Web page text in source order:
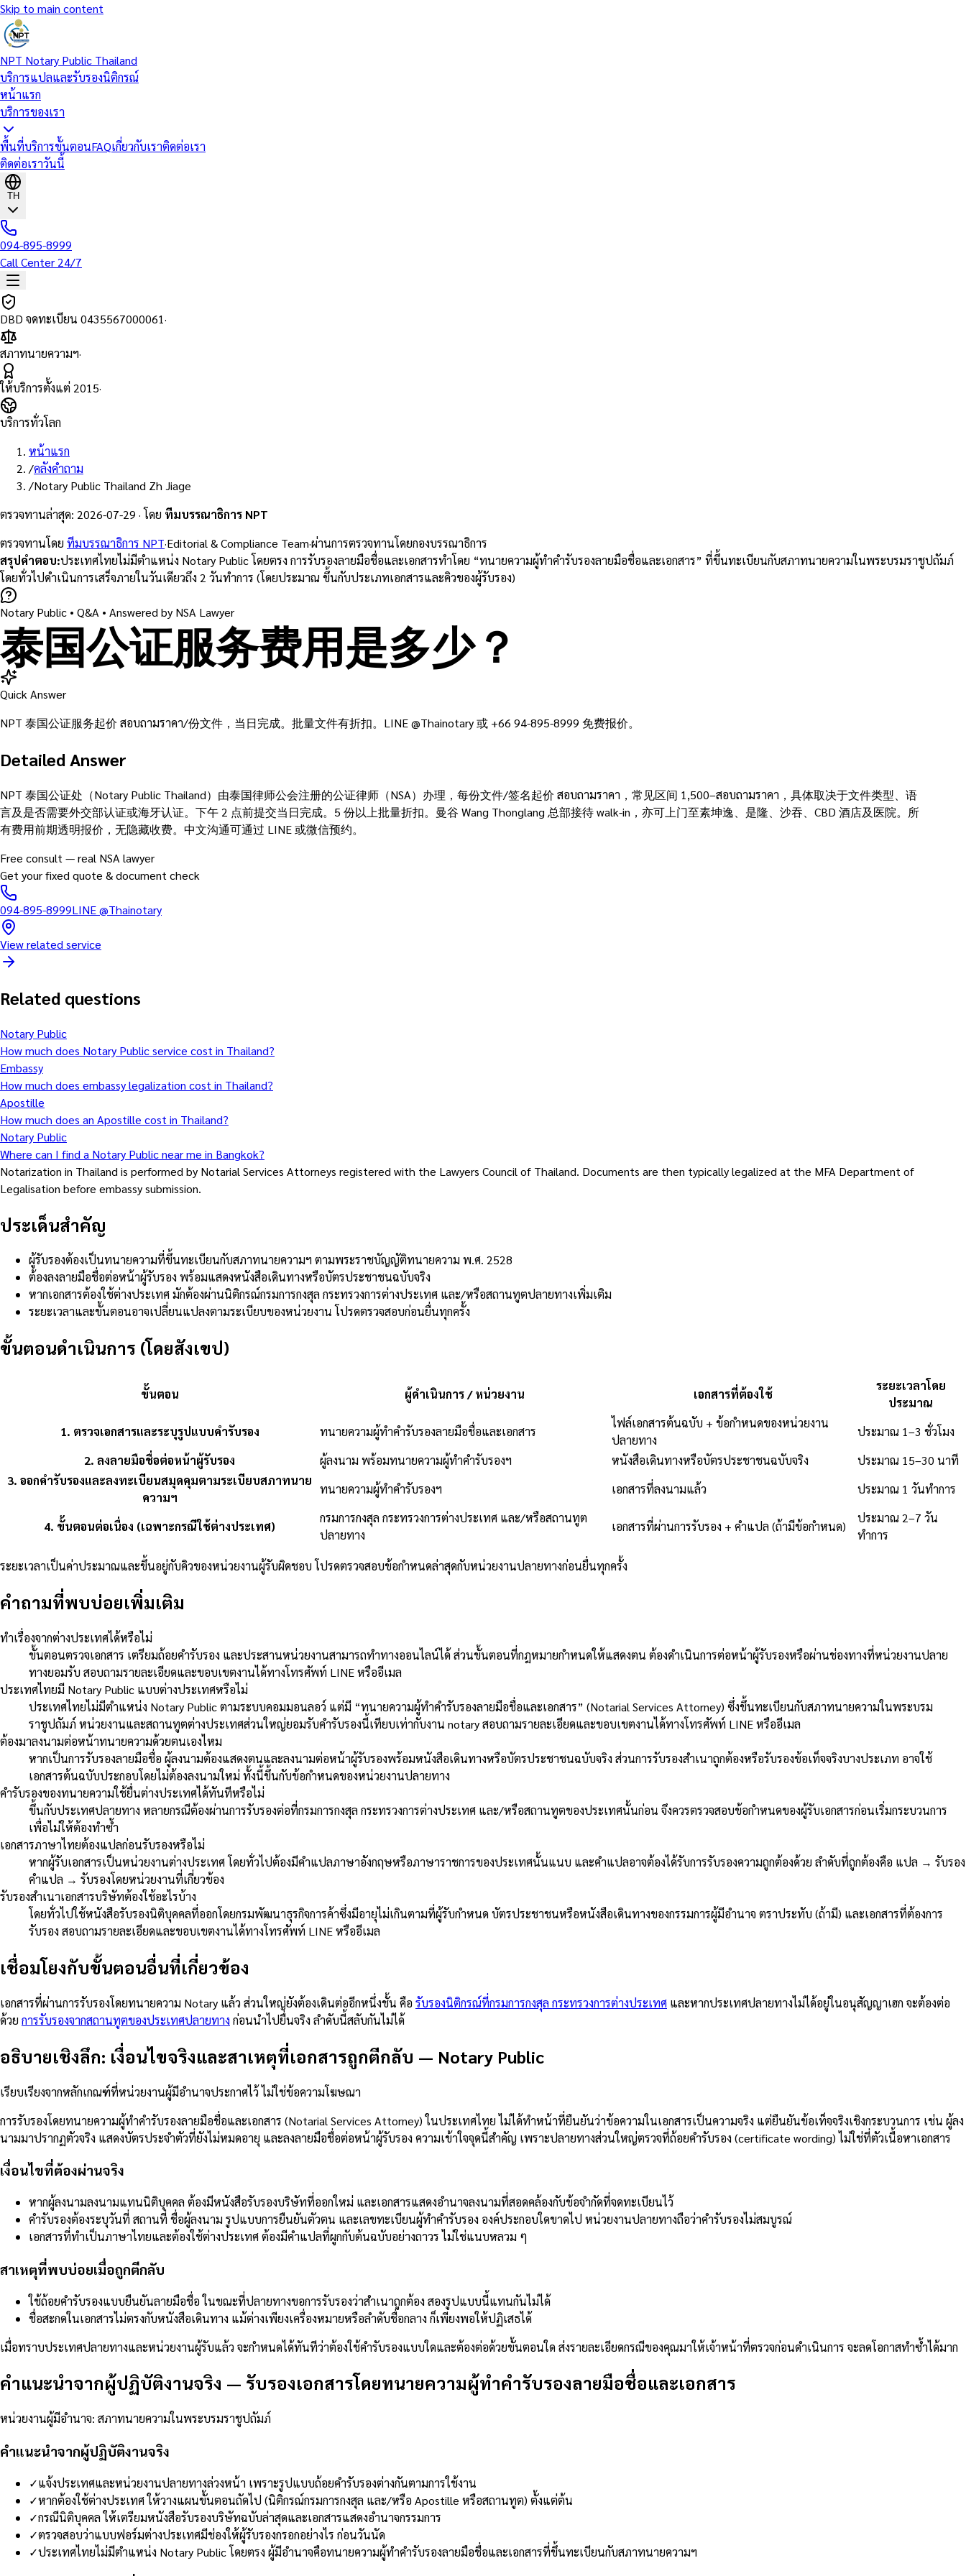
Skip to main content
NPT Notary Public Thailand
บริการแปลและรับรองนิติกรณ์
หน้าแรก
บริการของเรา
พื้นที่บริการขั้นตอนFAQเกี่ยวกับเราติดต่อเรา
ติดต่อเราวันนี้
TH
094-895-8999
Call Center 24/7
DBD จดทะเบียน 0435567000061·
สภาทนายความฯ·
ให้บริการตั้งแต่ 2015·
บริการทั่วโลก
หน้าแรก
/คลังคำถาม
/Notary Public Thailand Zh Jiage
ตรวจทานล่าสุด: 2026-07-29 · โดย ทีมบรรณาธิการ NPT
ตรวจทานโดย ทีมบรรณาธิการ NPT·Editorial & Compliance Team·ผ่านการตรวจทานโดยกองบรรณาธิการ
สรุปคำตอบ:ประเทศไทยไม่มีตำแหน่ง Notary Public โดยตรง การรับรองลายมือชื่อและเอกสารทำโดย “ทนายความผู้ทำคำรับรองลายมือชื่อและเอกสาร” ที่ขึ้นทะเบียนกับสภาทนายความในพระบรมราชูปถัมภ์
โดยทั่วไปดำเนินการเสร็จภายในวันเดียวถึง 2 วันทำการ (โดยประมาณ ขึ้นกับประเภทเอกสารและคิวของผู้รับรอง)
Notary Public • Q&A • Answered by NSA Lawyer
泰国公证服务费用是多少？
Quick Answer
NPT 泰国公证服务起价 สอบถามราคา/份文件，当日完成。批量文件有折扣。LINE @Thainotary 或 +66 94-895-8999 免费报价。
Detailed Answer
NPT 泰国公证处（Notary Public Thailand）由泰国律师公会注册的公证律师（NSA）办理，每份文件/签名起价 สอบถามราคา，常见区间 1,500–สอบถามราคา，具体取决于文件类型、语
言及是否需要外交部认证或海牙认证。下午 2 点前提交当日完成。5 份以上批量折扣。曼谷 Wang Thonglang 总部接待 walk-in，亦可上门至素坤逸、是隆、沙吞、CBD 酒店及医院。所
有费用前期透明报价，无隐藏收费。中文沟通可通过 LINE 或微信预约。
Free consult — real NSA lawyer
Get your fixed quote & document check
094-895-8999LINE@Thainotary
View related service
Related questions
Notary Public
How much does Notary Public service cost in Thailand?
Embassy
How much does embassy legalization cost in Thailand?
Apostille
How much does an Apostille cost in Thailand?
Notary Public
Where can I find a Notary Public near me in Bangkok?
Notarization in Thailand is performed by Notarial Services Attorneys registered with the Lawyers Council of Thailand. Documents are then typically legalized at the MFA Department of
Legalisation before embassy submission.
ประเด็นสำคัญ
ผู้รับรองต้องเป็นทนายความที่ขึ้นทะเบียนกับสภาทนายความฯ ตามพระราชบัญญัติทนายความ พ.ศ. 2528
ต้องลงลายมือชื่อต่อหน้าผู้รับรอง พร้อมแสดงหนังสือเดินทางหรือบัตรประชาชนฉบับจริง
หากเอกสารต้องใช้ต่างประเทศ มักต้องผ่านนิติกรณ์กรมการกงสุล กระทรวงการต่างประเทศ และ/หรือสถานทูตปลายทางเพิ่มเติม
ระยะเวลาและขั้นตอนอาจเปลี่ยนแปลงตามระเบียบของหน่วยงาน โปรดตรวจสอบก่อนยื่นทุกครั้ง
ขั้นตอนดำเนินการ (โดยสังเขป)
ขั้นตอน ผู้ดำเนินการ / หน่วยงาน เอกสารที่ต้องใช้
ระยะเวลาโดย
ประมาณ
1. ตรวจเอกสารและระบุรูปแบบคำรับรอง ทนายความผู้ทำคำรับรองลายมือชื่อและเอกสาร
ไฟล์เอกสารต้นฉบับ + ข้อกำหนดของหน่วยงาน
ปลายทาง
ประมาณ 1–3 ชั่วโมง
2. ลงลายมือชื่อต่อหน้าผู้รับรอง ผู้ลงนาม พร้อมทนายความผู้ทำคำรับรองฯ หนังสือเดินทางหรือบัตรประชาชนฉบับจริง
ประมาณ 15–30 นาที
3. ออกคำรับรองและลงทะเบียนสมุดคุมตามระเบียบสภาทนาย
ความฯ
ทนายความผู้ทำคำรับรองฯ เอกสารที่ลงนามแล้ว ประมาณ 1 วันทำการ
4. ขั้นตอนต่อเนื่อง (เฉพาะกรณีใช้ต่างประเทศ)
กรมการกงสุล กระทรวงการต่างประเทศ และ/หรือสถานทูต
ปลายทาง
เอกสารที่ผ่านการรับรอง + คำแปล (ถ้ามีข้อกำหนด)
ประมาณ 2–7 วัน
ทำการ
ระยะเวลาเป็นค่าประมาณและขึ้นอยู่กับคิวของหน่วยงานผู้รับผิดชอบ โปรดตรวจสอบข้อกำหนดล่าสุดกับหน่วยงานปลายทางก่อนยื่นทุกครั้ง
คำถามที่พบบ่อยเพิ่มเติม
ทำเรื่องจากต่างประเทศได้หรือไม่
ขั้นตอนตรวจเอกสาร เตรียมถ้อยคำรับรอง และประสานหน่วยงานสามารถทำทางออนไลน์ได้ ส่วนขั้นตอนที่กฎหมายกำหนดให้แสดงตน ต้องดำเนินการต่อหน้าผู้รับรองหรือผ่านช่องทางที่หน่วยงานปลาย
ทางยอมรับ สอบถามรายละเอียดและขอบเขตงานได้ทางโทรศัพท์ LINE หรืออีเมล
ประเทศไทยมี Notary Public แบบต่างประเทศหรือไม่
ประเทศไทยไม่มีตำแหน่ง Notary Public ตามระบบคอมมอนลอว์ แต่มี “ทนายความผู้ทำคำรับรองลายมือชื่อและเอกสาร” (Notarial Services Attorney) ซึ่งขึ้นทะเบียนกับสภาทนายความในพระบรม
ราชูปถัมภ์ หน่วยงานและสถานทูตต่างประเทศส่วนใหญ่ยอมรับคำรับรองนี้เทียบเท่ากับงาน notary สอบถามรายละเอียดและขอบเขตงานได้ทางโทรศัพท์ LINE หรืออีเมล
ต้องมาลงนามต่อหน้าทนายความด้วยตนเองไหม
หากเป็นการรับรองลายมือชื่อ ผู้ลงนามต้องแสดงตนและลงนามต่อหน้าผู้รับรองพร้อมหนังสือเดินทางหรือบัตรประชาชนฉบับจริง ส่วนการรับรองสำเนาถูกต้องหรือรับรองข้อเท็จจริงบางประเภท อาจใช้
เอกสารต้นฉบับประกอบโดยไม่ต้องลงนามใหม่ ทั้งนี้ขึ้นกับข้อกำหนดของหน่วยงานปลายทาง
คำรับรองของทนายความใช้ยื่นต่างประเทศได้ทันทีหรือไม่
ขึ้นกับประเทศปลายทาง หลายกรณีต้องผ่านการรับรองต่อที่กรมการกงสุล กระทรวงการต่างประเทศ และ/หรือสถานทูตของประเทศนั้นก่อน จึงควรตรวจสอบข้อกำหนดของผู้รับเอกสารก่อนเริ่มกระบวนการ
เพื่อไม่ให้ต้องทำซ้ำ
เอกสารภาษาไทยต้องแปลก่อนรับรองหรือไม่
หากผู้รับเอกสารเป็นหน่วยงานต่างประเทศ โดยทั่วไปต้องมีคำแปลภาษาอังกฤษหรือภาษาราชการของประเทศนั้นแนบ และคำแปลอาจต้องได้รับการรับรองความถูกต้องด้วย ลำดับที่ถูกต้องคือ แปล → รับรอง
คำแปล → รับรองโดยหน่วยงานที่เกี่ยวข้อง
รับรองสำเนาเอกสารบริษัทต้องใช้อะไรบ้าง
โดยทั่วไปใช้หนังสือรับรองนิติบุคคลที่ออกโดยกรมพัฒนาธุรกิจการค้าซึ่งมีอายุไม่เกินตามที่ผู้รับกำหนด บัตรประชาชนหรือหนังสือเดินทางของกรรมการผู้มีอำนาจ ตราประทับ (ถ้ามี) และเอกสารที่ต้องการ
รับรอง สอบถามรายละเอียดและขอบเขตงานได้ทางโทรศัพท์ LINE หรืออีเมล
เชื่อมโยงกับขั้นตอนอื่นที่เกี่ยวข้อง
เอกสารที่ผ่านการรับรองโดยทนายความ Notary แล้ว ส่วนใหญ่ยังต้องเดินต่ออีกหนึ่งชั้น คือ รับรองนิติกรณ์ที่กรมการกงสุล กระทรวงการต่างประเทศ และหากประเทศปลายทางไม่ได้อยู่ในอนุสัญญาเฮก จะต้องต่อ
ด้วย การรับรองจากสถานทูตของประเทศปลายทาง ก่อนนำไปยื่นจริง ลำดับนี้สลับกันไม่ได้
อธิบายเชิงลึก: เงื่อนไขจริงและสาเหตุที่เอกสารถูกตีกลับ — Notary Public
เรียบเรียงจากหลักเกณฑ์ที่หน่วยงานผู้มีอำนาจประกาศไว้ ไม่ใช่ข้อความโฆษณา
การรับรองโดยทนายความผู้ทำคำรับรองลายมือชื่อและเอกสาร (Notarial Services Attorney) ในประเทศไทย ไม่ได้ทำหน้าที่ยืนยันว่าข้อความในเอกสารเป็นความจริง แต่ยืนยันข้อเท็จจริงเชิงกระบวนการ เช่น ผู้ลง
นามมาปรากฏตัวจริง แสดงบัตรประจำตัวที่ยังไม่หมดอายุ และลงลายมือชื่อต่อหน้าผู้รับรอง ความเข้าใจจุดนี้สำคัญ เพราะปลายทางส่วนใหญ่ตรวจที่ถ้อยคำรับรอง (certificate wording) ไม่ใช่ที่ตัวเนื้อหาเอกสาร
เงื่อนไขที่ต้องผ่านจริง
หากผู้ลงนามลงนามแทนนิติบุคคล ต้องมีหนังสือรับรองบริษัทที่ออกใหม่ และเอกสารแสดงอำนาจลงนามที่สอดคล้องกับข้อจำกัดที่จดทะเบียนไว้
คำรับรองต้องระบุวันที่ สถานที่ ชื่อผู้ลงนาม รูปแบบการยืนยันตัวตน และเลขทะเบียนผู้ทำคำรับรอง องค์ประกอบใดขาดไป หน่วยงานปลายทางถือว่าคำรับรองไม่สมบูรณ์
เอกสารที่ทำเป็นภาษาไทยและต้องใช้ต่างประเทศ ต้องมีคำแปลที่ผูกกับต้นฉบับอย่างถาวร ไม่ใช่แนบหลวม ๆ
สาเหตุที่พบบ่อยเมื่อถูกตีกลับ
ใช้ถ้อยคำรับรองแบบยืนยันลายมือชื่อ ในขณะที่ปลายทางขอการรับรองว่าสำเนาถูกต้อง สองรูปแบบนี้แทนกันไม่ได้
ชื่อสะกดในเอกสารไม่ตรงกับหนังสือเดินทาง แม้ต่างเพียงเครื่องหมายหรือลำดับชื่อกลาง ก็เพียงพอให้ปฏิเสธได้
เมื่อทราบประเทศปลายทางและหน่วยงานผู้รับแล้ว จะกำหนดได้ทันทีว่าต้องใช้คำรับรองแบบใดและต้องต่อด้วยขั้นตอนใด ส่งรายละเอียดกรณีของคุณมาให้เจ้าหน้าที่ตรวจก่อนดำเนินการ จะลดโอกาสทำซ้ำได้มาก
คำแนะนำจากผู้ปฏิบัติงานจริง — รับรองเอกสารโดยทนายความผู้ทำคำรับรองลายมือชื่อและเอกสาร
หน่วยงานผู้มีอำนาจ: สภาทนายความในพระบรมราชูปถัมภ์
คำแนะนำจากผู้ปฏิบัติงานจริง
✓แจ้งประเทศและหน่วยงานปลายทางล่วงหน้า เพราะรูปแบบถ้อยคำรับรองต่างกันตามการใช้งาน
✓หากต้องใช้ต่างประเทศ ให้วางแผนขั้นตอนถัดไป (นิติกรณ์กรมการกงสุล และ/หรือ Apostille หรือสถานทูต) ตั้งแต่ต้น
✓กรณีนิติบุคคล ให้เตรียมหนังสือรับรองบริษัทฉบับล่าสุดและเอกสารแสดงอำนาจกรรมการ
✓ตรวจสอบว่าแบบฟอร์มต่างประเทศมีช่องให้ผู้รับรองกรอกอย่างไร ก่อนวันนัด
✓ประเทศไทยไม่มีตำแหน่ง Notary Public โดยตรง ผู้มีอำนาจคือทนายความผู้ทำคำรับรองลายมือชื่อและเอกสารที่ขึ้นทะเบียนกับสภาทนายความฯ